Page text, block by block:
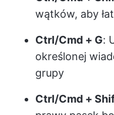
wątków, aby
Ctrl/Cmd + G:
określonej
grupy
Ctrl/Cmd +